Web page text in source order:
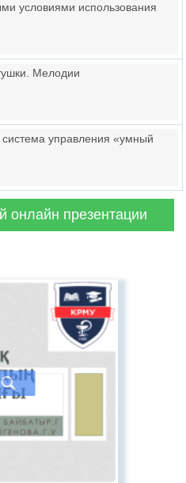
условиями использования
Мелодии
управления «умный
онлайн презентации